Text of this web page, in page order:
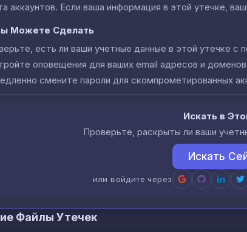
аккаунтов. Если ваша информация в этой утечке,
Можете Сделать
есть ли ваши учетные данные в этой утечке с
оповещения для ваших email адресов и доменов
смените пароли для скомпрометированных
Искать в
Проверьте, раскрыты ли ваши
Искать
или войдите через
Файлы Утечек